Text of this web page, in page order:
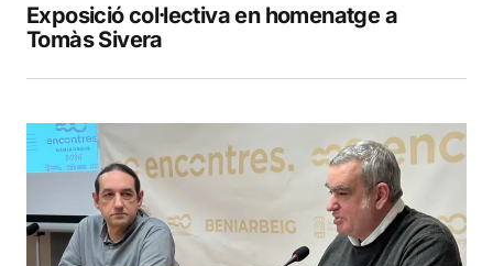
Exposició col·lectiva en homenatge a
Tomàs Sivera